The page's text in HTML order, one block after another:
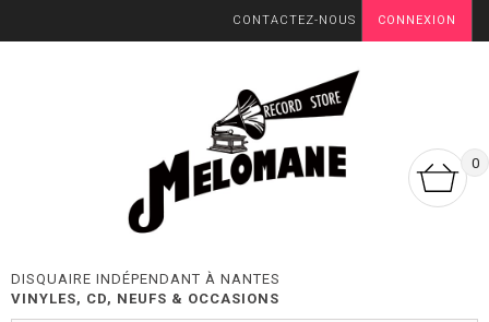
CONNEXION
CONTACTEZ-NOUS
0
DISQUAIRE INDÉPENDANT À NANTES
VINYLES, CD, NEUFS & OCCASIONS